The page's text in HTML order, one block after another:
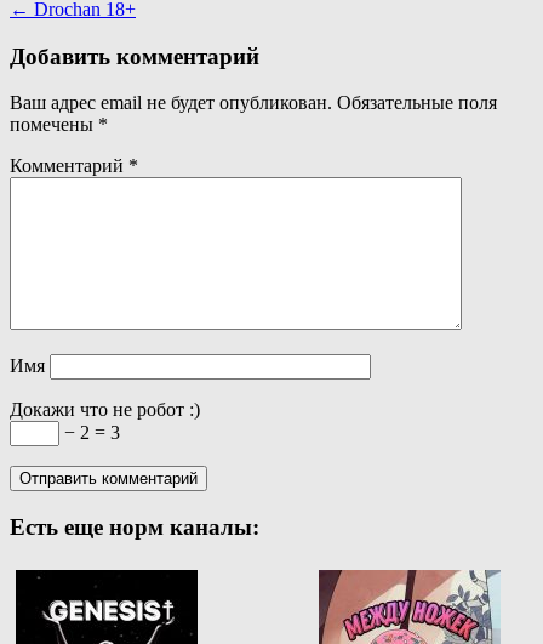
по
записям
← Drochan 18+
Добавить комментарий
Ваш адрес email не будет опубликован. Обязательные поля
помечены *
Комментарий *
Имя
Докажи что не робот :)
− 2 = 3
Есть еще норм каналы: